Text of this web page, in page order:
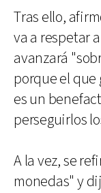
Tras ello,
va a respetar
avanzará
porque el que
es un
perseguirlos
A la vez, se
monedas" y